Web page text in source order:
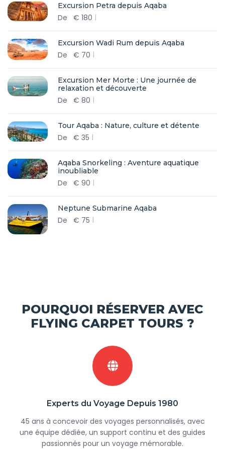
Excursion Petra depuis Aqaba
De € 180
Excursion Wadi Rum depuis Aqaba
De € 70
Excursion Mer Morte : Une journée de
relaxation et découverte
De € 80
Tour Aqaba : Nature, culture et détente
De € 35
Aqaba Snorkeling : Aventure aquatique
inoubliable
De € 90
Neptune Submarine Aqaba
De € 75
POURQUOI RÉSERVER AVEC
FLYING CARPET TOURS ?
Experts du Voyage Depuis 1980
45 ans à concevoir des voyages personnalisés, avec
une équipe dédiée, un support continu et des guides
passionnés pour un voyage mémorable.